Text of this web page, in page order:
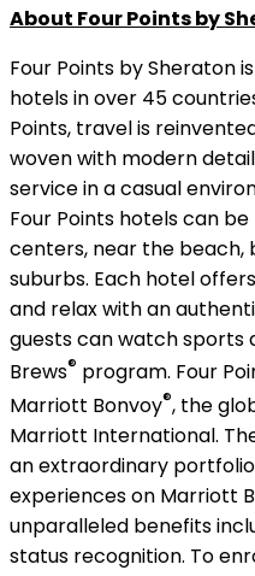
About Four Points by
Four Points by Sheraton
hotels in over 45
Points, travel is
woven with modern
service in a casual
Four Points hotels can
centers, near the beach,
suburbs. Each hotel
and relax with an
guests can watch sports
Brews® program. Four
Marriott Bonvoy®, the
Marriott International.
an extraordinary
experiences on Marriott
unparalleled benefits
status recognition. To